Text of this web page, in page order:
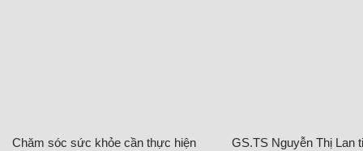
Chăm sóc sức khỏe cần thực hiện
GS.TS Nguyễn Thị Lan